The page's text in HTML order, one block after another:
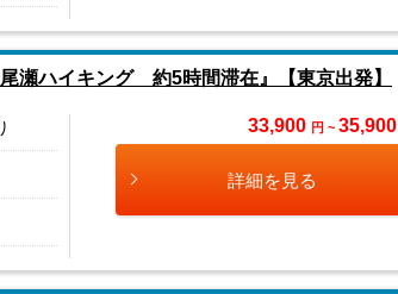
瀬ハイキング 約5時間滞在』【東京出発】
33,900 円 ~ 35,900
詳細を見る